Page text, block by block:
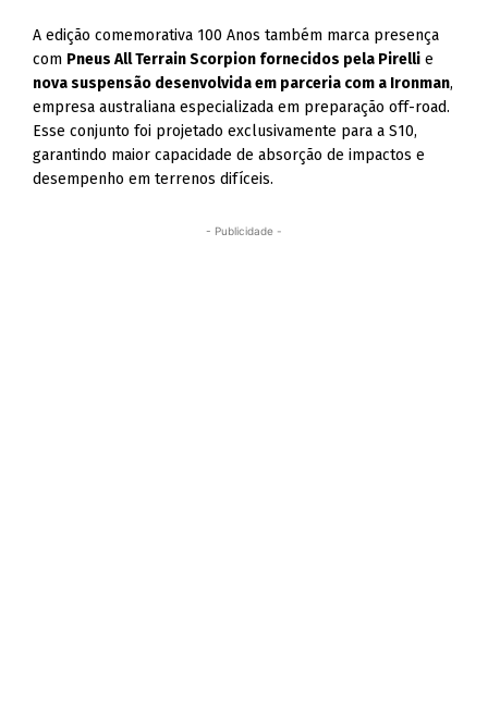
A edição comemorativa 100 Anos também marca presença
com Pneus All Terrain Scorpion fornecidos pela Pirelli e
nova suspensão desenvolvida em parceria com a Ironman,
empresa australiana especializada em preparação off-road.
Esse conjunto foi projetado exclusivamente para a S10,
garantindo maior capacidade de absorção de impactos e
desempenho em terrenos difíceis.
- Publicidade -